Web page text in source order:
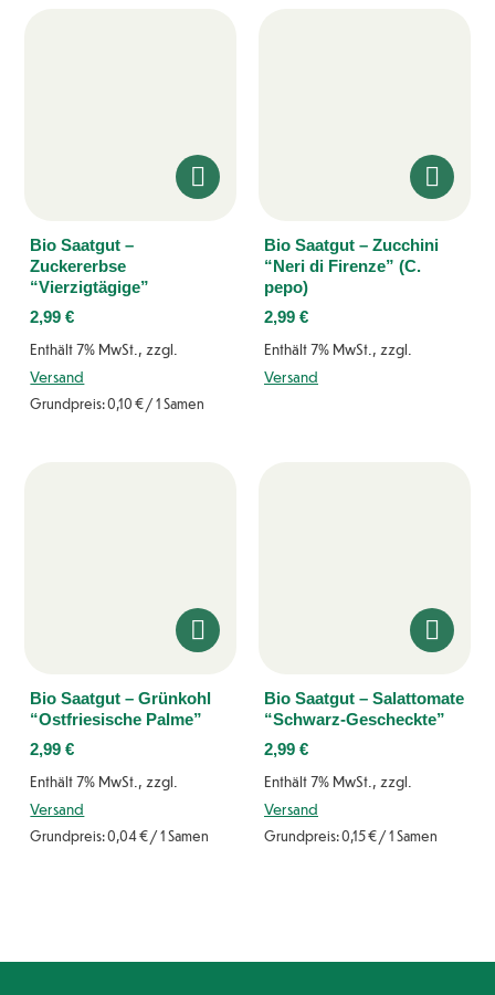
Bio Saatgut –
Zuckererbse
“Vierzigtägige”
2,99€
Enthält 7% MwSt., zzgl.
Versand
Grundpreis:0,10€/ 1 Samen
Bio Saatgut – Zucchini
“Neri di Firenze” (C.
pepo)
2,99 €
Enthält 7% MwSt., zzgl.
Versand
Bio Saatgut – Grünkohl
“Ostfriesische Palme”
2,99€
Enthält 7% MwSt., zzgl.
Versand
Grundpreis:0,04€/ 1 Samen
Bio Saatgut – Salattomate
“Schwarz-Gescheckte”
2,99 €
Enthält 7% MwSt., zzgl.
Versand
Grundpreis:0,15€/ 1 Samen